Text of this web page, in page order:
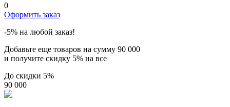
0
Оформить заказ
-5% на любой заказ!
Добавьте еще товаров на сумму 90 000
и получите скидку 5% на все
До скидки 5%
90 000